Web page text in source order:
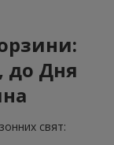
до Дня
свят: